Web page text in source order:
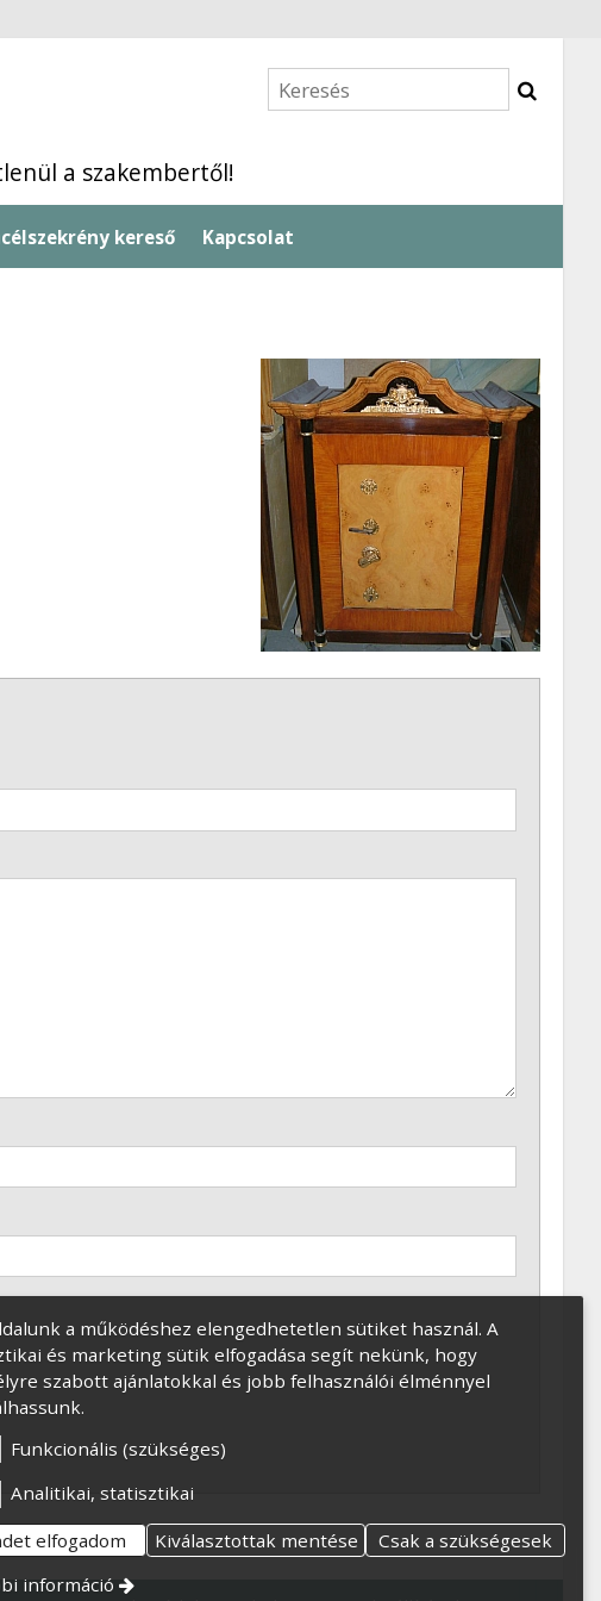
a szakembertől!
kereső Kapcsolat
a működéshez elengedhetetlen sütiket használ. A
és marketing sütik elfogadása segít nekünk, hogy
szabott ajánlatokkal és jobb felhasználói élménnyel
Funkcionális (szükséges)
Analitikai, statisztikai
elfogadom
Kiválasztottak mentése
Csak a szükségesek
információ